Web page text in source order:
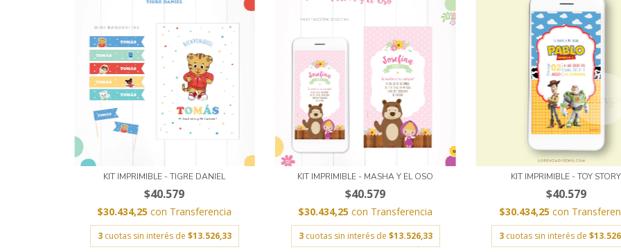
KIT IMPRIMIBLE - TIGRE DANIEL
$40.579
$30.434,25con Transferencia
3 cuotas sin interés de $13.526,33
KIT IMPRIMIBLE - MASHA Y EL OSO
$40.579
$30.434,25con Transferencia
3 cuotas sin interés de $13.526,33
KIT IMPRIMIBLE - TOY STORY
$40.579
$30.434,25 con
3 cuotas sin interés de